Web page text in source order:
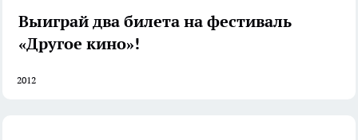
Выиграй два билета на фестиваль
«Другое кино»!
2012